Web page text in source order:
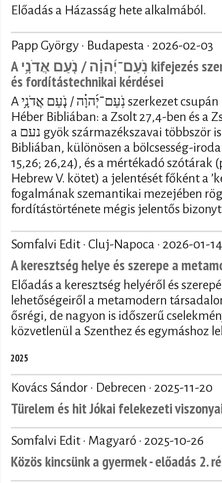
Előadás a Házasság hete alkalmából.
Papp György · Budapesta · 2026-02-03
A נֹֽעַם־יְ֜הוָ֗ה / נֹ֤עַם אֲדֹנָ֥י kifejezés szemantikai, vallástörténeti
és fordítástechnikai kérdései
A נֹֽעַם־יְ֜הוָ֗ה / נֹ֤עַם אֲדֹנָ֥י szerkezet csupán kétszer fordul elő a
Héber Bibliában: a Zsolt 27,4-ben és a
a נעם gyök származékszavai többször is előfordulnak a Héber
Bibliában, különösen a bölcsesség-
15,26; 26,24), és a mértékadó szótárak
Hebrew V. kötet) a jelentését főként a
fogalmának szemantikai mezejében
fordítástörténete mégis jelentős
Somfalvi Edit · Cluj-Napoca · 2026-01-14
A keresztség helye és szerepe a
Előadás a keresztség helyéről és
lehetőségeiről a metamodern
ősrégi, de nagyon is időszerű
közvetlenül a Szenthez és egymáshoz
2025
Kovács Sándor · Debrecen · 2025-11-20
Türelem és hit Jókai felekezeti
Somfalvi Edit · Magyaró · 2025-10-26
Közös kincsünk a gyermek - előadás 2.